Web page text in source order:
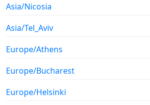
Asia/Nicosia
Asia/Tel_Aviv
Europe/Athens
Europe/Bucharest
Europe/Helsinki